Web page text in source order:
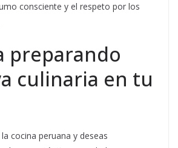
consciente y el respeto por los
preparando
culinaria en tu
cocina peruana y deseas